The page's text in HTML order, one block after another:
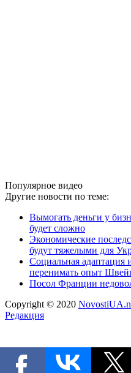
Популярное видео
Другие новости по теме:
Вымогать деньги у
будет сложно
Экономические
будут тяжелыми для
Социальная адаптация
перенимать опыт
Посол Франции
Copyright © 2020
Редакция